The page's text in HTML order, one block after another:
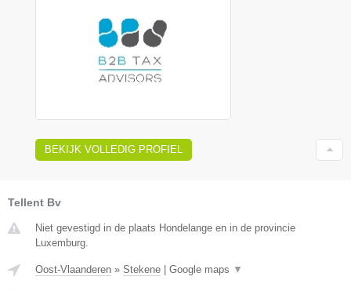
BEKIJK VOLLEDIG PROFIEL
Tellent Bv
Niet gevestigd in de plaats Hondelange en in de provincie
Luxemburg.
Oost-Vlaanderen » Stekene | Google maps ▼